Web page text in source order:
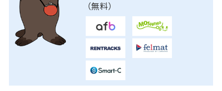
（無料）